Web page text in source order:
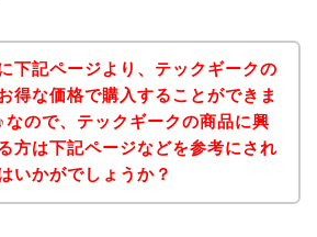
下記ページより、テックギークの
得な価格で購入することができま
なので、テックギークの商品に興
方は下記ページなどを参考にされ
いかがでしょうか？